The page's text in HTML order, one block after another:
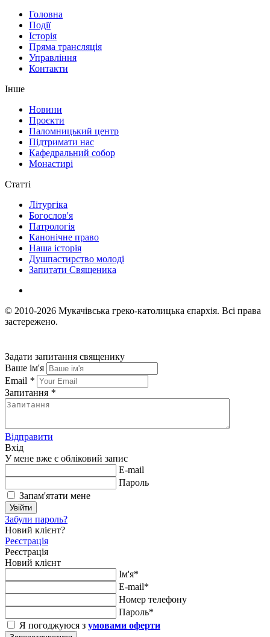
Головна
Події
Історія
Пряма трансляція
Управління
Контакти
Інше
Новини
Проєкти
Паломницький центр
Підтримати нас
Кафедральний собор
Монастирі
Статті
Літургіка
Богослов'я
Патрологія
Канонічне право
Наша історія
Душпастирство молоді
Запитати Священика
© 2010-2026 Мукачівська греко-католицька єпархія. Всі права
застережено.
Задати запитання священику
Ваше ім'я
Email *
Запитання *
Відправити
Вхід
У мене вже є обліковий запис
E-mail
Пароль
Запам'ятати мене
Увійти
Забули пароль?
Новий клієнт?
Реєстрація
Реєстрація
Новий клієнт
Ім'я*
E-mail*
Номер телефону
Пароль*
Я погоджуюся з умовами оферти